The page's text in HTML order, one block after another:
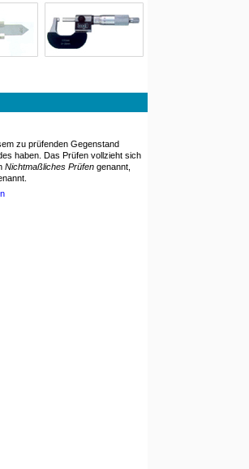
zu prüfenden Gegenstand
haben. Das Prüfen vollzieht sich
Nichtmaßliches Prüfen genannt,